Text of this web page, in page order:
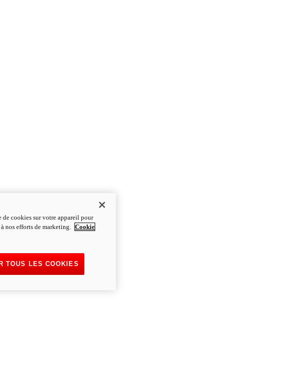
de cookies sur votre appareil pour
nos efforts de marketing. Cookie
TOUS LES COOKIES